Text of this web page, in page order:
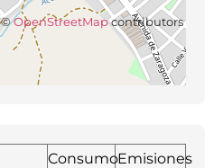
©OpenStreetMapcontributors
ConsumoEmisiones